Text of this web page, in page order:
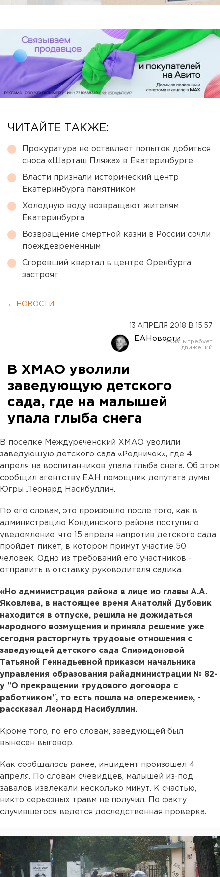
ЧИТАЙТЕ ТАКЖЕ:
Прокуратура не оставляет попыток добиться
сноса «Шарташ Пляжа» в Екатеринбурге
Власти признали исторический центр
Екатеринбурга памятником
Холодную воду возвращают жителям
Екатеринбурга
Возвращение смертной казни в России сочли
преждевременным
Сгоревший квартал в центре Оренбурга
застроят
← НОВОСТИ
13 АПРЕЛЯ 2018 В 15:57
ЕАНовости
В ХМАО уволили
заведующую детского
сада, где на малышей
упала глыба снега
В поселке Междуреченский ХМАО уволили
заведующую детского сада «Родничок», где 4
апреля на воспитанников упала глыба снега. Об этом
сообщил агентству ЕАН помощник депутата думы
Югры Леонард Насибуллин.
По его словам, это произошло после того, как в
администрацию Кондинского района поступило
уведомление, что 15 апреля напротив детского сада
пройдет пикет, в котором примут участие 50
человек. Одно из требований его участников -
отправить в отставку руководителя садика.
«Но администрация района в лице ио главы А.А.
Яковлева, в настоящее время Анатолий Дубовик
находится в отпуске, решила не дожидаться
народного возмущения и приняла решение уже
сегодня расторгнуть трудовые отношения с
заведующей детского сада Спиридоновой
Татьяной Геннадьевной приказом начальника
управления образования райадминистрации № 82-
у "О прекращении трудового договора с
работником", то есть пошла на опережение», -
рассказал Леонард Насибуллин.
Кроме того, по его словам, заведующей был
вынесен выговор.
Как сообщалось ранее, инцидент произошел 4
апреля. По словам очевидцев, малышей из-под
завалов извлекали несколько минут. К счастью,
никто серьезных травм не получил. По факту
случившегося ведется доследственная проверка.